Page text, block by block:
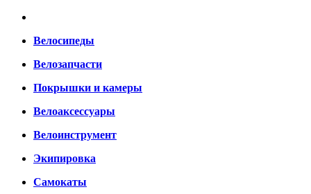
Велосипеды
Велозапчасти
Покрышки и камеры
Велоаксессуары
Велоинструмент
Экипировка
Самокаты